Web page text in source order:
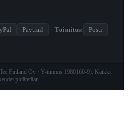
Paytrail · Toimitus:
Posti
Finland Oy · Y-tunnus 1980160-9). Kaikki
pidätetään.